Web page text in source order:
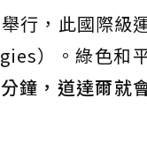
行，此國際級
）。綠色和
鐘，道達爾就